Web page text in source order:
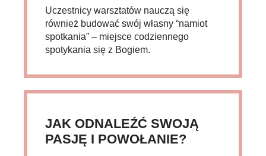
Uczestnicy warsztatów nauczą się
również budować swój własny “namiot
spotkania” – miejsce codziennego
spotykania się z Bogiem.
JAK ODNALEŹĆ SWOJĄ
PASJĘ I POWOŁANIE?